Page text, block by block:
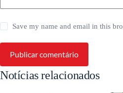
Save my name and email in this
Publicar comentário
Notícias relacionados